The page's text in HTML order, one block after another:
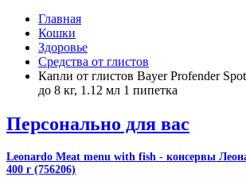
Главная
Кошки
Здоровье
Средства от глистов
Капли от глистов Bayer Profender
до 8 кг, 1.12 мл 1 пипетка
Персонально для вас
Leonardo Meat menu with fish - консервы
400 г (756206)